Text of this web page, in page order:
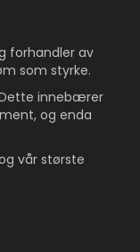
forhandler av
som styrke.
Dette innebærer
og enda
vår største